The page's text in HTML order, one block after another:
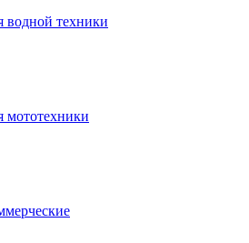
водной техники
мототехники